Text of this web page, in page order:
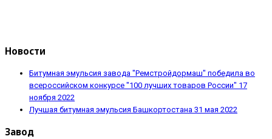
Новости
Битумная эмульсия завода "Ремстройдормаш" победила во
всероссийском конкурсе "100 лучших товаров России" 17
ноября 2022
Лучшая битумная эмульсия Башкортостана 31 мая 2022
Завод